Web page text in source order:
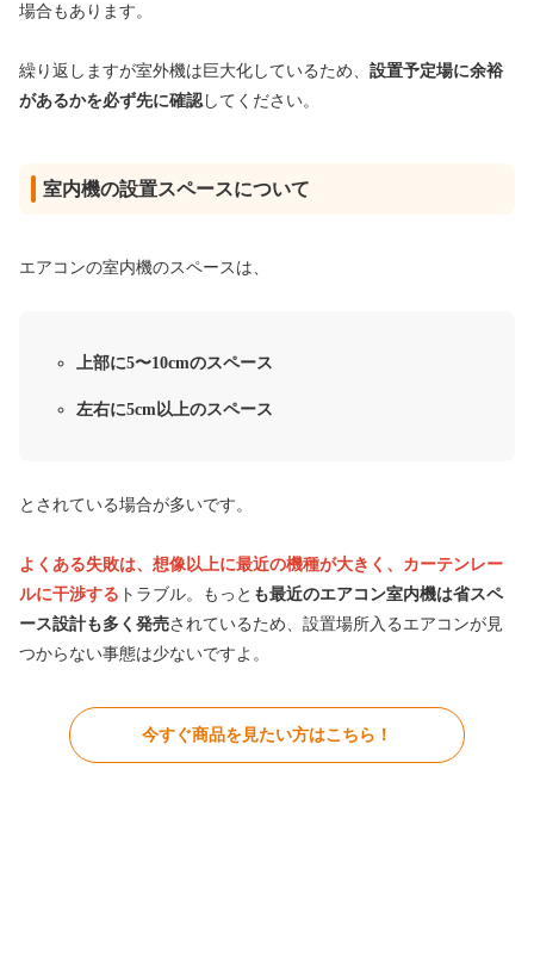
場合もあります。
繰り返しますが室外機は巨大化しているため、 設置予定場に余裕
があるかを必ず先に確認 してください。
室内機の設置スペースについて
エアコンの室内機のスペースは、
上部に5〜10cmのスペース
左右に5cm以上のスペース
とされている場合が多いです。
よくある失敗は、想像以上に最近の機種が大きく、カーテンレー
ルに干渉する トラブル。もっと も最近のエアコン室内機は省スペ
ース設計も多く発売されているため、設置場所入るエアコンが見
つからない事態は少ないですよ。
今すぐ商品を見たい方はこちら！